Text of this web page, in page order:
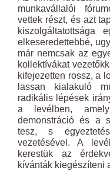
munkavállalói
vettek részt, és azt
elkeseredettebbé,
már nemcsak az
kollektívákat
kifejezetten rossz, a
lassan kialakuló
radikális lépések
a levélben,
demonstráció és a
tesz, s
vezetésével. A
kerestük az
kívánták kiegészíteni